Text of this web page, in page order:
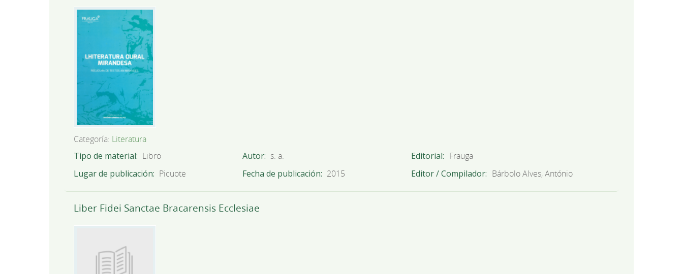
Categoría: Literatura
Tipo de material
Libro Autor s. a. Editorial
Frauga
Lugar de publicación
Picuote Fecha de publicación 2015 Editor / Compilador Bárbolo Alves, António
Liber Fidei Sanctae Bracarensis Ecclesiae